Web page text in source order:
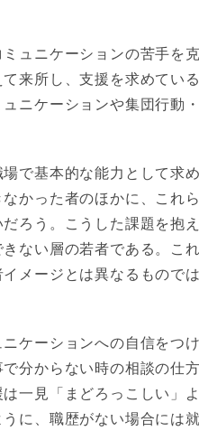
ュニケーションの苦手を克
来所し、支援を求めている
ニケーションや集団行動・
で基本的な能力として求め
かった者のほかに、これら
ろう。こうした課題を抱え
ない層の若者である。これ
メージとは異なるものでは
ケーションへの自信をつけ
分からない時の相談の仕方
一見「まどろっこしい」よ
に、職歴がない場合には就